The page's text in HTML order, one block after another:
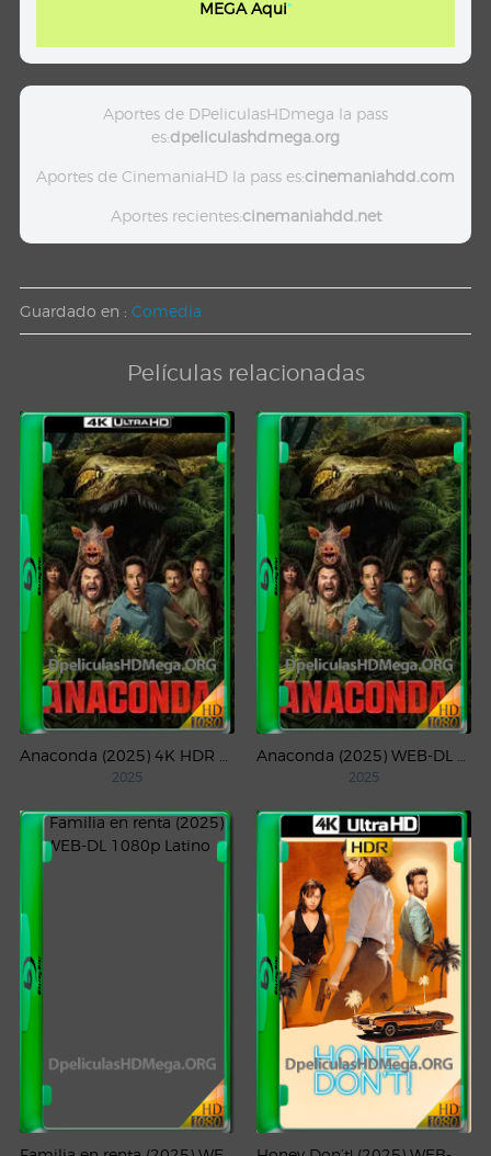
MEGA Aqui"
Aportes de DPeliculasHDmega la pass
es:dpeliculashdmega.org
Aportes de CinemaniaHD la pass es:cinemaniahdd.com
Aportes recientes:cinemaniahdd.net
Guardado en : Comedia
Películas relacionadas
2025 2025